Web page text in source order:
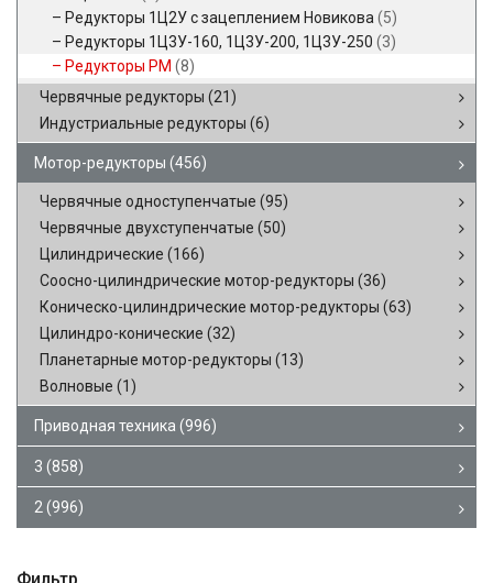
Редукторы 1Ц2У с зацеплением Новикова (5)
Редукторы 1Ц3У-160, 1Ц3У-200, 1Ц3У-250 (3)
Редукторы РМ (8)
Червячные редукторы (21)
Индустриальные редукторы (6)
Мотор-редукторы (456)
Червячные одноступенчатые (95)
Червячные двухступенчатые (50)
Цилиндрические (166)
Соосно-цилиндрические мотор-редукторы (36)
Коническо-цилиндрические мотор-редукторы (63)
Цилиндро-конические (32)
Планетарные мотор-редукторы (13)
Волновые (1)
Приводная техника (996)
3 (858)
2 (996)